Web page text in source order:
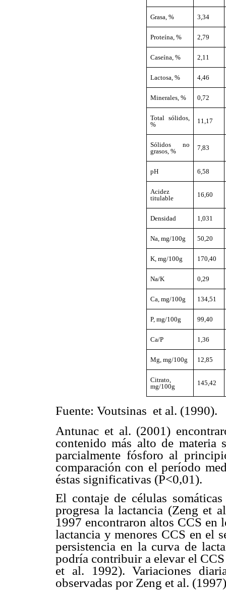
Grasa, % 3,34
Proteína, % 2,79
Caseína, % 2,11
Lactosa, % 4,46
Minerales, % 0,72
Total sólidos,
%
11,17
Sólidos no
grasos, %
7,83
pH 6,58
Acidez
titulable
16,60
Densidad 1,031
Na, mg/100g 50,20
K, mg/100g 170,40
Na/K 0,29
Ca, mg/100g 134,51
P, mg/100g 99,40
Ca/P 1,36
Mg, mg/100g 12,85
Citrato,
mg/100g
145,42
Fuente: Voutsinas et al. (1990).
Antunac et al. (2001)
contenido más alto de materia
parcialmente fósforo al
comparación con el período
éstas significativas (P<0,01).
El contaje de células
progresa la lactancia (Zeng et
1997 encontraron altos CCS en
lactancia y menores CCS en el
persistencia en la curva de
podría contribuir a elevar el CCS
et al. 1992). Variaciones
observadas por Zeng et al.